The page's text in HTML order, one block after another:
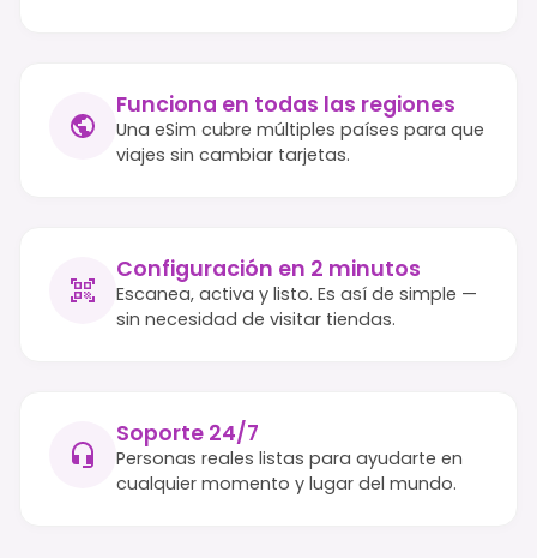
Funciona en todas las regiones
Una eSim cubre múltiples países para que
viajes sin cambiar tarjetas.
Configuración en 2 minutos
Escanea, activa y listo. Es así de simple —
sin necesidad de visitar tiendas.
Soporte 24/7
Personas reales listas para ayudarte en
cualquier momento y lugar del mundo.